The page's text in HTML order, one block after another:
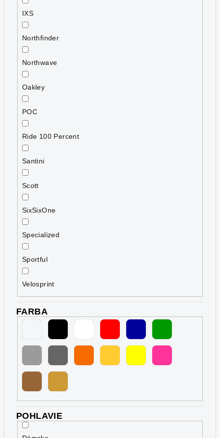
IXS
Northfinder
Northwave
Oakley
POC
Ride 100 Percent
Santini
Scott
SixSixOne
Specialized
Sportful
Velosprint
FARBA
POHLAVIE